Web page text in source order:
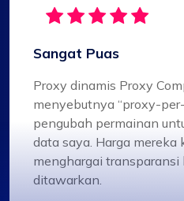
Sangat Puas
Proxy dinamis Proxy
menyebutnya “proxy-
pengubah permainan
data saya. Harga
menghargai transparansi
ditawarkan.